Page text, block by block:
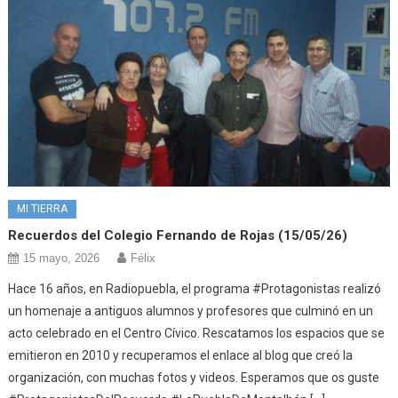
MI TIERRA
Recuerdos del Colegio Fernando de Rojas (15/05/26)
15 mayo, 2026 Félix
Hace 16 años, en Radiopuebla, el programa #Protagonistas realizó
un homenaje a antiguos alumnos y profesores que culminó en un
acto celebrado en el Centro Cívico. Rescatamos los espacios que se
emitieron en 2010 y recuperamos el enlace al blog que creó la
organización, con muchas fotos y videos. Esperamos que os guste